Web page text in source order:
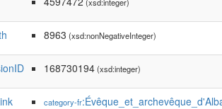
8963 (xsd:nonNegativeInteger)
168730194(xsd:integer)
category-fr